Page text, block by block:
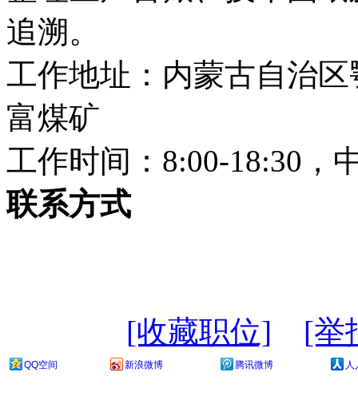
追溯。
工作地址：内蒙古自治
富煤矿
工作时间：8:00-18:30，
联系方式
[收藏职位] [举
QQ空间 新浪微博 腾讯微博 人